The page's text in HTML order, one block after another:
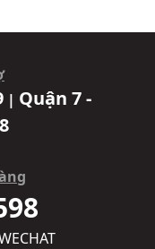
| Quận 7 -